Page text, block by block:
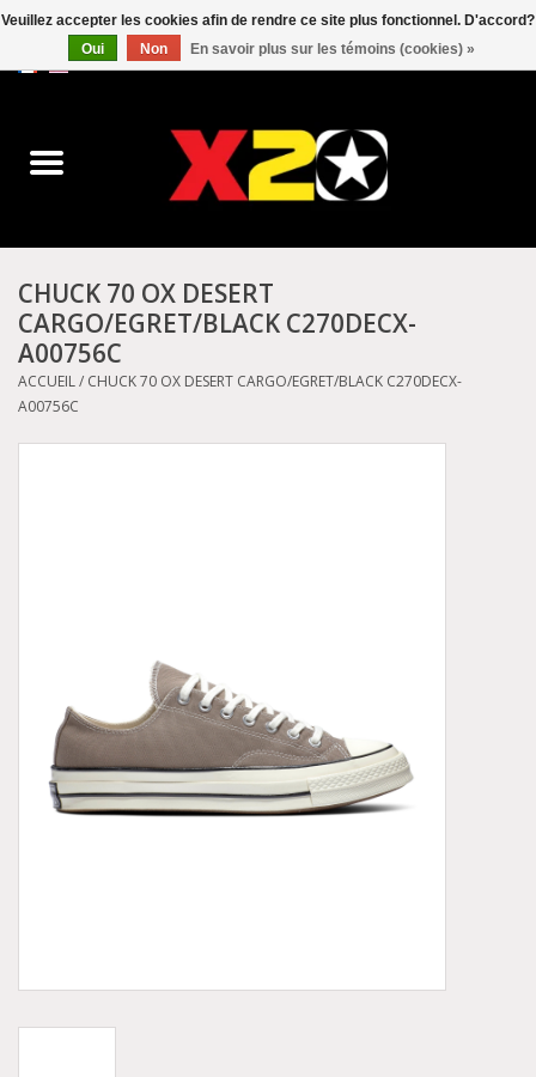
0 Articles - C$0.00
Converse
Kickers
Birkenstock
Vans
Autres marques
Vêtements
CHUCK 70 OX DESERT
CARGO/EGRET/BLACK C270DECX-
A00756C
ACCUEIL/ CHUCK 70 OX DESERT CARGO/EGRET/BLACK C270DECX-
A00756C
Veuillez accepter les cookies afin de rendre ce site plus fonctionnel. D'accord?
Oui
Non En savoir plus sur les témoins (cookies) »